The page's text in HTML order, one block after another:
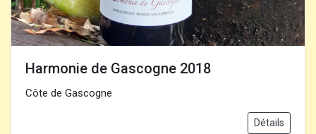
Harmonie de Gascogne 2018
Côte de Gascogne
Détails